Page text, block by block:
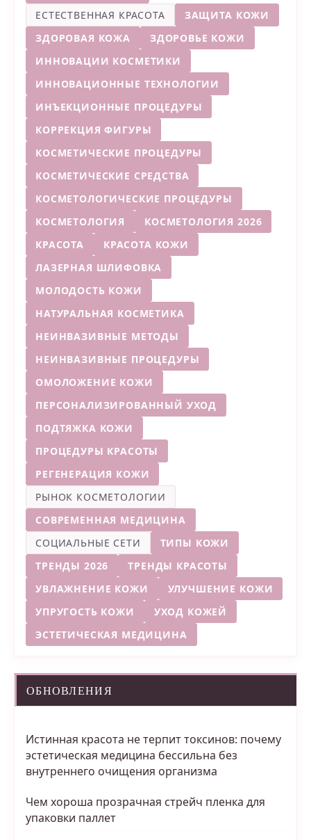
ЕСТЕСТВЕННАЯ КРАСОТА
ЗАЩИТА КОЖИ
ЗДОРОВАЯ КОЖА
ЗДОРОВЬЕ КОЖИ
ИННОВАЦИИ КОСМЕТИКИ
ИННОВАЦИОННЫЕ ТЕХНОЛОГИИ
ИНЪЕКЦИОННЫЕ ПРОЦЕДУРЫ
КОРРЕКЦИЯ ФИГУРЫ
КОСМЕТИЧЕСКИЕ ПРОЦЕДУРЫ
КОСМЕТИЧЕСКИЕ СРЕДСТВА
КОСМЕТОЛОГИЧЕСКИЕ ПРОЦЕДУРЫ
КОСМЕТОЛОГИЯ
КОСМЕТОЛОГИЯ 2026
КРАСОТА
КРАСОТА КОЖИ
ЛАЗЕРНАЯ ШЛИФОВКА
МОЛОДОСТЬ КОЖИ
НАТУРАЛЬНАЯ КОСМЕТИКА
НЕИНВАЗИВНЫЕ МЕТОДЫ
НЕИНВАЗИВНЫЕ ПРОЦЕДУРЫ
ОМОЛОЖЕНИЕ КОЖИ
ПЕРСОНАЛИЗИРОВАННЫЙ УХОД
ПОДТЯЖКА КОЖИ
ПРОЦЕДУРЫ КРАСОТЫ
РЕГЕНЕРАЦИЯ КОЖИ
РЫНОК КОСМЕТОЛОГИИ
СОВРЕМЕННАЯ МЕДИЦИНА
СОЦИАЛЬНЫЕ СЕТИ
ТИПЫ КОЖИ
ТРЕНДЫ 2026
ТРЕНДЫ КРАСОТЫ
УВЛАЖНЕНИЕ КОЖИ
УЛУЧШЕНИЕ КОЖИ
УПРУГОСТЬ КОЖИ
УХОД КОЖЕЙ
ЭСТЕТИЧЕСКАЯ МЕДИЦИНА
ОБНОВЛЕНИЯ
Истинная красота не терпит токсинов: почему
эстетическая медицина бессильна без
внутреннего очищения организма
Чем хороша прозрачная стрейч пленка для
упаковки паллет